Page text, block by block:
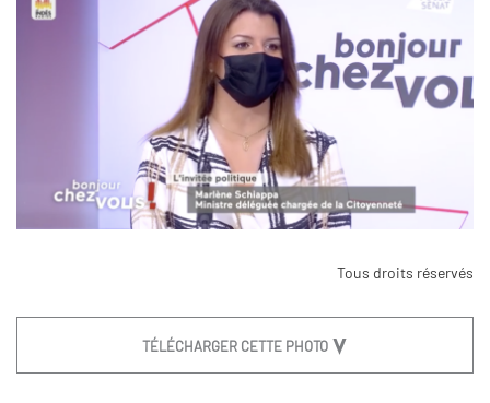
Tous droits réservés
TÉLÉCHARGER CETTE PHOTO